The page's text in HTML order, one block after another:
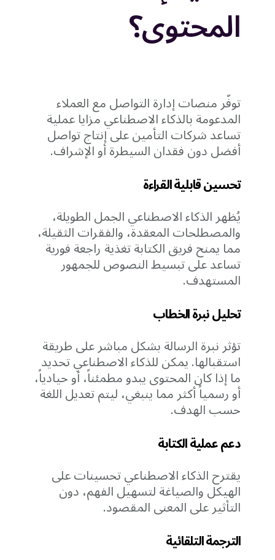
المحتوى؟
توفّر منصات إدارة التواصل مع العملاء
المدعومة بالذكاء الاصطناعي مزايا عملية
تساعد شركات التأمين على إنتاج تواصل
أفضل دون فقدان السيطرة أو الإشراف.
تحسين قابلية القراءة
يُظهر الذكاء الاصطناعي الجمل الطويلة،
والمصطلحات المعقدة، والفقرات الثقيلة،
مما يمنح فريق الكتابة تغذية راجعة فورية
تساعد على تبسيط النصوص للجمهور
المستهدف.
تحليل نبرة الخطاب
تؤثر نبرة الرسالة بشكل مباشر على طريقة
استقبالها. يمكن للذكاء الاصطناعي تحديد
ما إذا كان المحتوى يبدو مطمئناً، أو حيادياً،
أو رسمياً أكثر مما ينبغي، ليتم تعديل اللغة
حسب الهدف.
دعم عملية الكتابة
يقترح الذكاء الاصطناعي تحسينات على
الهيكل والصياغة لتسهيل الفهم، دون
التأثير على المعنى المقصود.
الترجمة التلقائية